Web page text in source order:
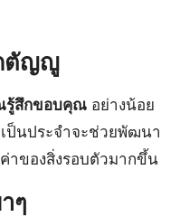
ตัญญู
รู้สึกขอบคุณ อย่างน้อย
เป็นประจำจะช่วยพัฒนา
ของสิ่งรอบตัวมากขึ้น
ๆ